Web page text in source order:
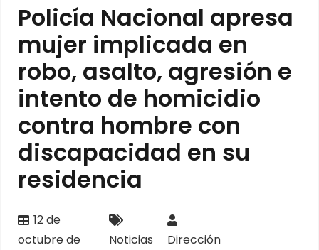
Policía Nacional apresa
mujer implicada en
robo, asalto, agresión e
intento de homicidio
contra hombre con
discapacidad en su
residencia
12 de
octubre de
Noticias
Dirección